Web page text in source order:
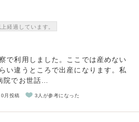
経過しています。
で利用しました。ここでは産めない
い違うところで出産になります。私
院でお世話…
月投稿 3人が参考になった